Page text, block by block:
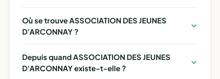
Où se trouve ASSOCIATION DES JEUNES
D'ARCONNAY ?
Depuis quand ASSOCIATION DES JEUNES
D'ARCONNAY existe-t-elle ?